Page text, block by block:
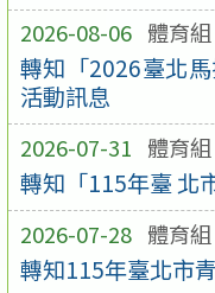
2026-08-06 體育組
轉知「2026臺北
活動訊息
2026-07-31 體育組
轉知「115年臺 北
2026-07-28 體育組
轉知115年臺北市